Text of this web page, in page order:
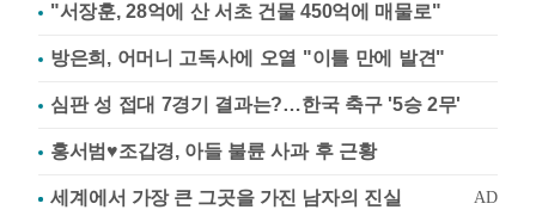
"서장훈, 28억에 산 서초 건물 450억에 매물로"
방은희, 어머니 고독사에 오열 "이틀 만에 발견"
심판 성 접대 7경기 결과는?…한국 축구 '5승 2무'
홍서범♥조갑경, 아들 불륜 사과 후 근황